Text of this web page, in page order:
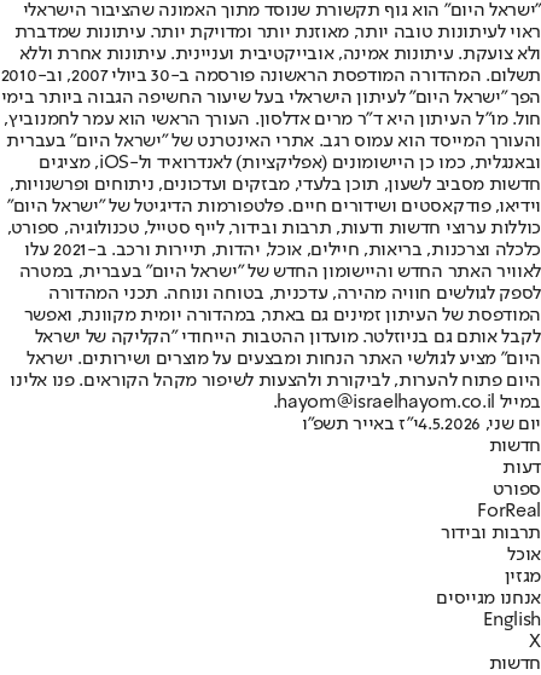
"ישראל היום" הוא גוף תקשורת שנוסד מתוך האמונה שהציבור הישראלי
ראוי לעיתונות טובה יותר, מאוזנת יותר ומדויקת יותר. עיתונות שמדברת
ולא צועקת. עיתונות אמינה, אובייקטיבית ועניינית. עיתונות אחרת וללא
תשלום. המהדורה המודפסת הראשונה פורסמה ב-30 ביולי 2007, וב-2010
הפך "ישראל היום" לעיתון הישראלי בעל שיעור החשיפה הגבוה ביותר בימי
חול. מו"ל העיתון היא ד"ר מרים אדלסון. העורך הראשי הוא עמר לחמנוביץ,
והעורך המייסד הוא עמוס רגב. אתרי האינטרנט של "ישראל היום" בעברית
ובאנגלית, כמו כן היישומונים (אפליקציות) לאנדרואיד ול-iOS, מציגים
חדשות מסביב לשעון, תוכן בלעדי, מבזקים ועדכונים, ניתוחים ופרשנויות,
וידיאו, פודקאסטים ושידורים חיים. פלטפורמות הדיגיטל של "ישראל היום"
כוללות ערוצי חדשות ודעות, תרבות ובידור, לייף סטייל, טכנולוגיה, ספורט,
כלכלה וצרכנות, בריאות, חיילים, אוכל, יהדות, תיירות ורכב. ב-2021 עלו
לאוויר האתר החדש והיישומון החדש של "ישראל היום" בעברית, במטרה
לספק לגולשים חוויה מהירה, עדכנית, בטוחה ונוחה. תכני המהדורה
המודפסת של העיתון זמינים גם באתר, במהדורה יומית מקוונת, ואפשר
לקבל אותם גם בניוזלטר. מועדון ההטבות הייחודי "הקליקה של ישראל
היום" מציע לגולשי האתר הנחות ומבצעים על מוצרים ושירותים. ישראל
היום פתוח להערות, לביקורת ולהצעות לשיפור מקהל הקוראים. פנו אלינו
במייל hayom@israelhayom.co.il.
יום שני, 4.5.2026
י"ז באייר תשפ"ו
חדשות
דעות
ספורט
ForReal
תרבות ובידור
אוכל
מגזין
אנחנו מגייסים
English
X
חדשות